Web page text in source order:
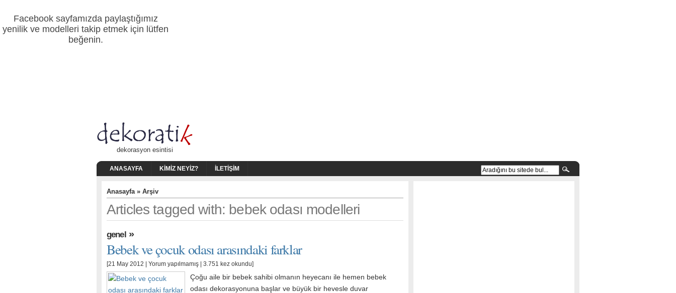
Facebook sayfamızda paylaştığımız
yenilik ve modelleri takip etmek için lütfen
beğenin.
dekorasyon esintisi
ANASAYFA KIMIZ NEYIZ? İLETIŞIM
Anasayfa» Arşiv
Articles tagged with: bebek odası modelleri
genel»
Bebek ve çocuk odası arasındaki farklar
[21 May 2012 | Yorum yapılmamış | 3.751 kez okundu]
Çoğu aile bir bebek sahibi olmanın heyecanı ile hemen bebek
odası dekorasyonuna başlar ve büyük bir hevesle duvar